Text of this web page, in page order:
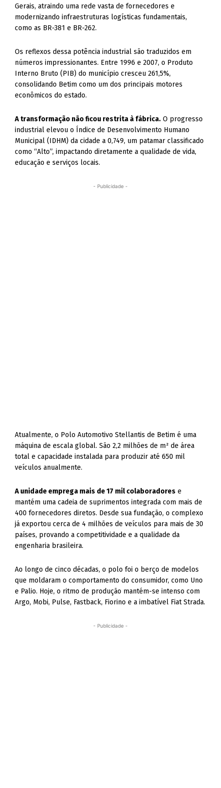
Gerais, atraindo uma rede vasta de fornecedores e
modernizando infraestruturas logísticas fundamentais,
como as BR-381 e BR-262.
Os reflexos dessa potência industrial são traduzidos em
números impressionantes. Entre 1996 e 2007, o Produto
Interno Bruto (PIB) do município cresceu 261,5%,
consolidando Betim como um dos principais motores
econômicos do estado.
A transformação não ficou restrita à fábrica. O progresso
industrial elevou o Índice de Desenvolvimento Humano
Municipal (IDHM) da cidade a 0,749, um patamar classificado
como “Alto”, impactando diretamente a qualidade de vida,
educação e serviços locais.
- Publicidade -
Atualmente, o Polo Automotivo Stellantis de Betim é uma
máquina de escala global. São 2,2 milhões de m² de área
total e capacidade instalada para produzir até 650 mil
veículos anualmente.
A unidade emprega mais de 17 mil colaboradores e
mantém uma cadeia de suprimentos integrada com mais de
400 fornecedores diretos. Desde sua fundação, o complexo
já exportou cerca de 4 milhões de veículos para mais de 30
países, provando a competitividade e a qualidade da
engenharia brasileira.
Ao longo de cinco décadas, o polo foi o berço de modelos
que moldaram o comportamento do consumidor, como Uno
e Palio. Hoje, o ritmo de produção mantém-se intenso com
Argo, Mobi, Pulse, Fastback, Fiorino e a imbatível Fiat Strada.
- Publicidade -